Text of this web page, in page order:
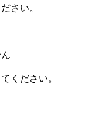
さい。
ください。